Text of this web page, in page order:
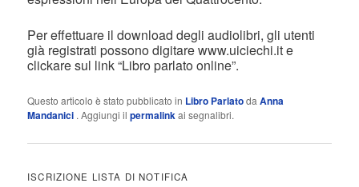
Per effettuare il download degli audiolibri, gli utenti
già registrati possono digitare www.uiciechi.it e
clickare sul link “Libro parlato online”.
Questo articolo è stato pubblicato in Libro ParlatodaAnna
Mandanici . Aggiungi ilpermalinkai segnalibri.
ISCRIZIONE LISTA DI NOTIFICA